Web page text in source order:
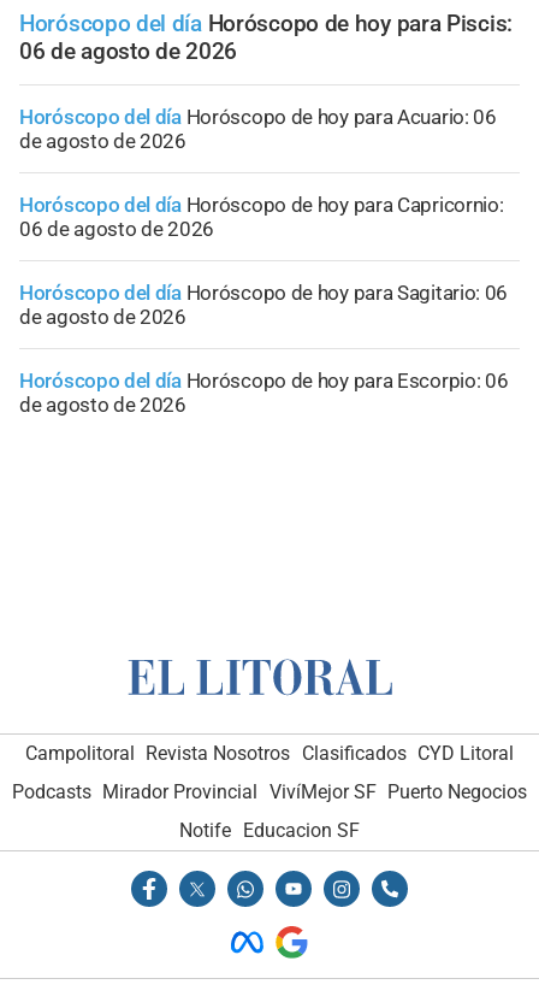
Horóscopo del día Horóscopo de hoy para Piscis:
06 de agosto de 2026
Horóscopo del día Horóscopo de hoy para Acuario: 06
de agosto de 2026
Horóscopo del día Horóscopo de hoy para Capricornio:
06 de agosto de 2026
Horóscopo del día Horóscopo de hoy para Sagitario: 06
de agosto de 2026
Horóscopo del día Horóscopo de hoy para Escorpio: 06
de agosto de 2026
Campolitoral Revista Nosotros Clasificados CYD Litoral
Podcasts Mirador Provincial VivíMejor SF Puerto Negocios
Notife Educacion SF